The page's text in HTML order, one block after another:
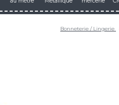
Bonneterie / Lingerie